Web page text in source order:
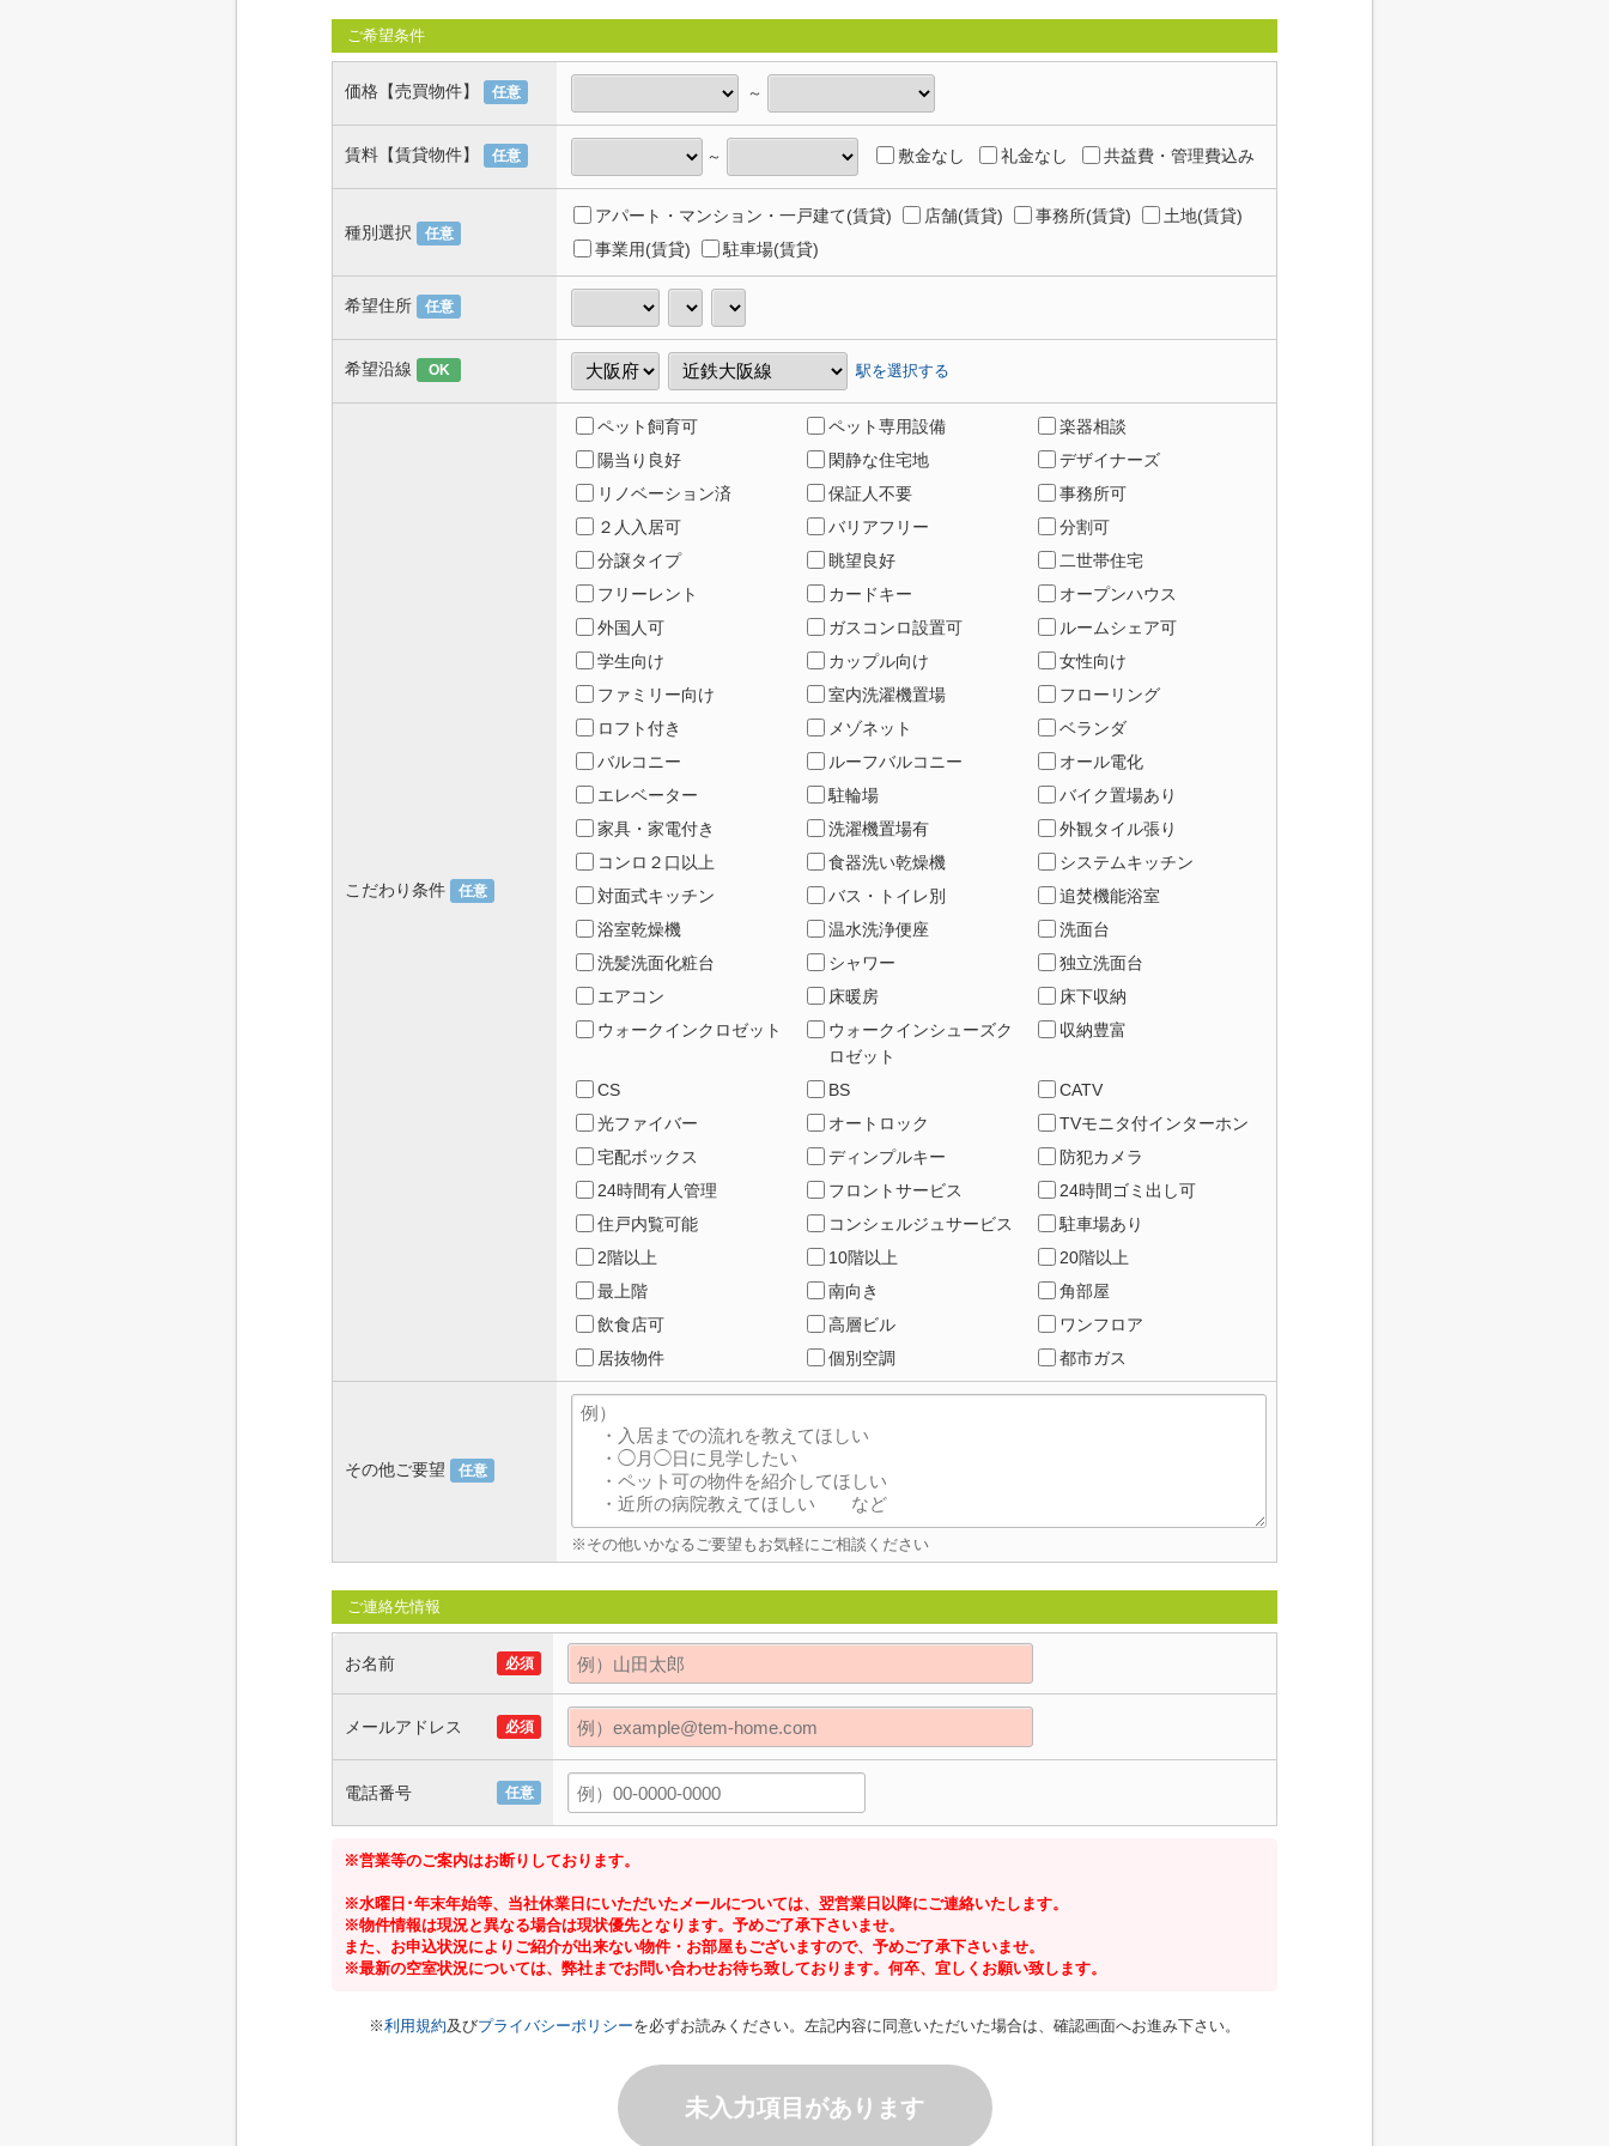
ご希望条件
価格【売買物件】 任意 ～
賃料【賃貸物件】 任意 ～ 敷金なし 礼金なし 共益費・管理費込み
種別選択 任意
アパート・マンション・一戸建て(賃貸) 店舗(賃貸) 事務所(賃貸)
土地(賃貸)
事業用(賃貸)
駐車場(賃貸)
希望住所 任意
希望沿線 OK 駅を選択する
こだわり条件 任意
ペット飼育可 ペット専用設備
楽器相談
陽当り良好
閑静な住宅地
デザイナーズ
リノベーション済
保証人不要
事務所可
２人入居可
バリアフリー
分割可
分譲タイプ
眺望良好
二世帯住宅
フリーレント
カードキー
オープンハウス
外国人可
ガスコンロ設置可
ルームシェア可
学生向け
カップル向け
女性向け
ファミリー向け
室内洗濯機置場
フローリング
ロフト付き
メゾネット
ベランダ
バルコニー
ルーフバルコニー
オール電化
エレベーター
駐輪場
バイク置場あり
家具・家電付き
洗濯機置場有
外観タイル張り
コンロ２口以上
食器洗い乾燥機
システムキッチン
対面式キッチン
バス・トイレ別
追焚機能浴室
浴室乾燥機
温水洗浄便座
洗面台
洗髪洗面化粧台
シャワー
独立洗面台
エアコン
床暖房
床下収納
ウォークインクロゼット
ウォークインシューズク
ロゼット
収納豊富
CS BS
CATV
光ファイバー
オートロック
TVモニタ付インターホン
宅配ボックス
ディンプルキー
防犯カメラ
24時間有人管理
フロントサービス
24時間ゴミ出し可
住戸内覧可能
コンシェルジュサービス
駐車場あり
2階以上
10階以上
20階以上
最上階
南向き
角部屋
飲食店可
高層ビル
ワンフロア
居抜物件
個別空調 都市ガス
その他ご要望 任意
※その他いかなるご要望もお気軽にご相談ください
ご連絡先情報
お名前 必須
メールアドレス 必須
電話番号 任意
※営業等のご案内はお断りしております。
※水曜日･年末年始等、当社休業日にいただいたメールについては、翌営業日以降にご連絡いたします。
※物件情報は現況と異なる場合は現状優先となります。予めご了承下さいませ。
また、お申込状況によりご紹介が出来ない物件・お部屋もございますので、予めご了承下さいませ。
※最新の空室状況については、弊社までお問い合わせお待ち致しております。何卒、宜しくお願い致します。
※利用規約及びプライバシーポリシーを必ずお読みください。左記内容に同意いただいた場合は、確認画面へお進み下さい。
未入力項目があります